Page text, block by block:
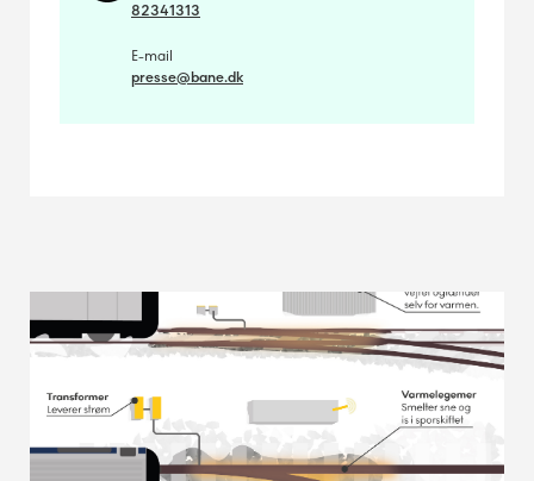
82341313
E-mail
presse@bane.dk